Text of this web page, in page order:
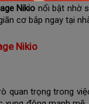
Nikio nổi bật nhờ
cơ bắp ngay tại
Nikio
quan trọng trong